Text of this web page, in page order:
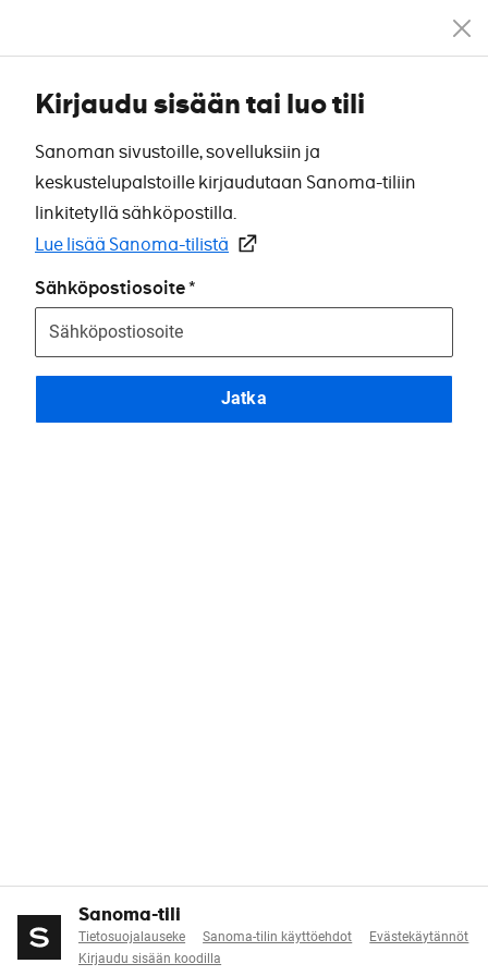
Kirjaudu sisään tai luo tili
Sanoman sivustoille, sovelluksiin ja
keskustelupalstoille kirjaudutaan Sanoma-tiliin
linkitetyllä sähköpostilla.
Lue lisää Sanoma-tilistä
Sähköpostiosoite
Jatka
Sanoma-tili
Tietosuojalauseke Sanoma-tilin käyttöehdot
Evästekäytännöt
Kirjaudu sisään koodilla